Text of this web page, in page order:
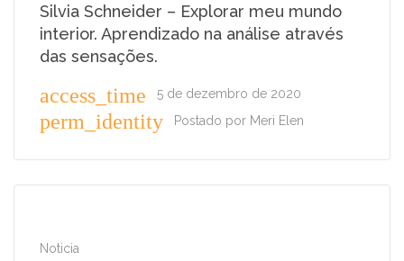
Silvia Schneider – Explorar meu mundo
interior. Aprendizado na análise através
das sensações.
access_time 5 de dezembro de 2020
perm_identity Postado por Meri Elen
Noticia